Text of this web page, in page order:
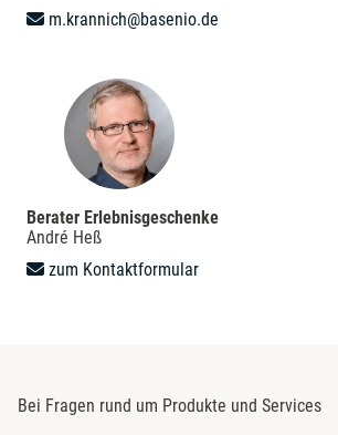
m.krannich@basenio.de
Berater Erlebnisgeschenke
André Heß
zum Kontaktformular
Bei Fragen rund um Produkte und Services